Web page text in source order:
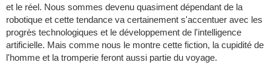
et le réel. Nous sommes devenu quasiment dépendant de la
robotique et cette tendance va certainement s'accentuer avec les
progrès technologiques et le développement de l'intelligence
artificielle. Mais comme nous le montre cette fiction, la cupidité de
l'homme et la tromperie feront aussi partie du voyage.